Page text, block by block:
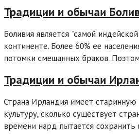
Традиции и обычаи
Боливия является "самой
континенте. Более 60% ее
потомки смешанных браков.
Традиции и обычаи
Страна Ирландия имеет старинную
культуру, сколько существует
времени нард пытается сохранить